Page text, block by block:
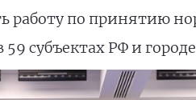
работу по принятию
субъектах РФ и